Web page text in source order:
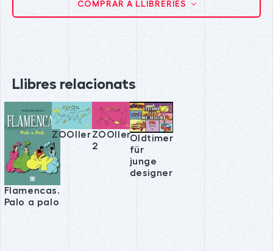
COMPRAR A LLIBRERIES
Llibres relacionats
Flamencas.
Palo a palo
ZOOller
1
ZOOller
2
Oldtimer
für
junge
designer